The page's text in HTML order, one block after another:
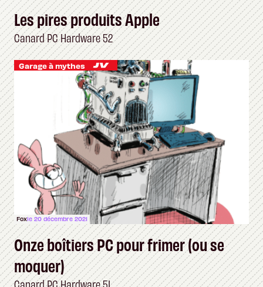
Les pires produits Apple
Canard PC Hardware 52
Garage à mythes
Foxle 20 décembre 2021
Onze boîtiers PC pour frimer (ou se
moquer)
Canard PC Hardware 51